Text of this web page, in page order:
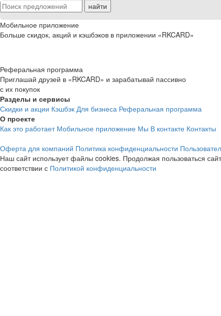
Мобильное приложение
Больше скидок, акций и кэшбэков в приложении «RKCARD»
Реферальная программа
Приглашай друзей в «RKCARD» и зарабатывай пассивно
с их покупок
Разделы и сервисы
Скидки и акции Кэшбэк Для бизнеса Реферальная программа
О проекте
Как это работает Мобильное приложение Мы В контакте Контакты
Оферта для компаний Политика конфиденциальности
Наш сайт использует файлы cookies. Продолжая пользоваться
соответствии с Политикой конфиденциальности